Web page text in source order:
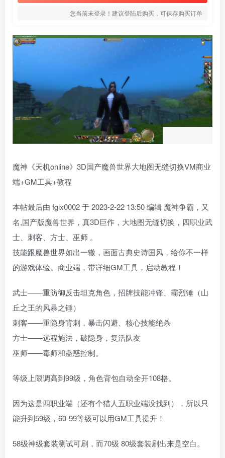
您当前未登录！建议登陆后购买，可保存购买订单
魔神《天机online》3D国产魔兽世界大地图无缝切换VM商业
端+GM工具+教程
本帖最后由 fglx0002 于 2023-2-22 13:50 编辑 魔神争霸，又
名,国产版魔兽世界，真3D巨作，大地图无缝切换，四职业武
士、刺客、方士、巫师 。
技能跟魔兽世界如出一辙，画面古典史诗国风，给你不一样
的游戏体验。商业端，带详细GM工具，启动教程！
武士——重防御反击坦克角色，招牌技能冲锋、霸烈锤（山
丘之王的风暴之锤）
刺客——重隐身背刺，暴击闪避、核心技能绝杀
方士——远程施法，破隐身，复活队友
巫师——毒师和蛊惑控制。
等级上限调高到99级，角色背包自动全开108格。
因为这是四职业端（还有个猎人五职业端没找到），所以只
能升到59级，60-99等级可以用GM工具提升！
58级神级套装测试可刷，而70级 80级套装刷出来是空白。